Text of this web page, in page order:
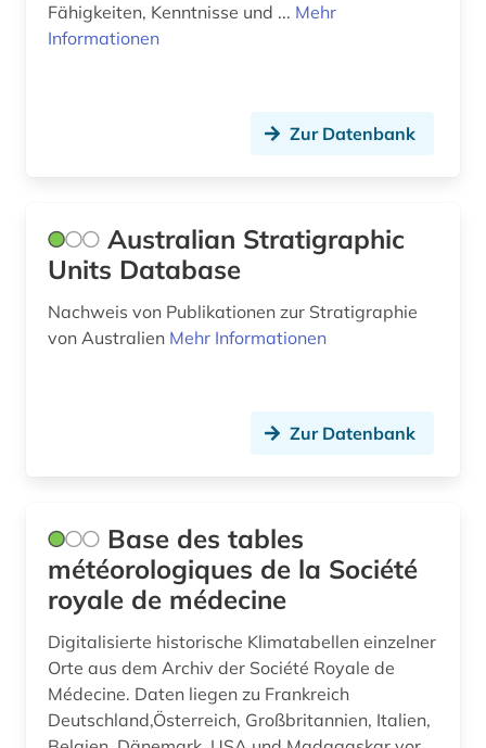
informationstechnologie (1)
ingenieurgeologie (6)
ingenieurwissenschaften (6)
isotopengeochemie (1)
japan (2)
kalksandstein (1)
kanada (4)
kanton luzern (1)
Fähigkeiten, Kenntnisse und ... Mehr
Informationen
Zur Datenbank
Australian Stratigraphic
Units Database
Nachweis von Publikationen zur Stratigraphie
von Australien Mehr Informationen
Zur Datenbank
Base des tables
météorologiques de la Société
royale de médecine
Digitalisierte historische Klimatabellen einzelner
Orte aus dem Archiv der Société Royale de
Médecine. Daten liegen zu Frankreich
Deutschland,Österreich, Großbritannien, Italien,